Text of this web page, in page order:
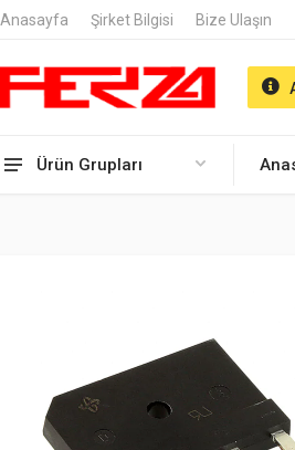
Anasayfa Şirket Bilgisi Bize Ulaşın
Ürün Grupları